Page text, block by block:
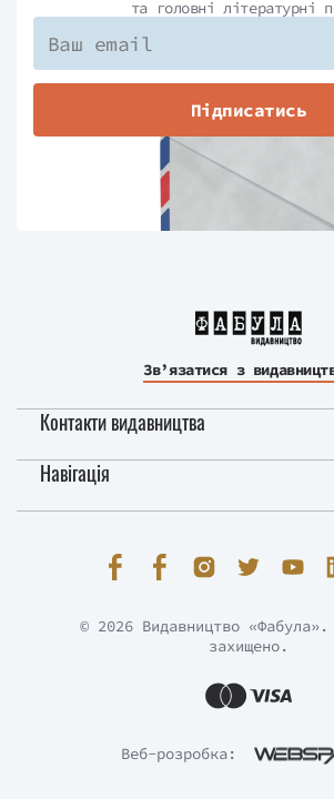
та головні літературні
Підписатись
Зв’язатися з
Контакти видавництва
Навігація
Веб-розробка:
© 2026 Видавництво
захищено.